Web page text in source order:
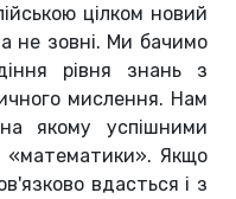
цілком новий
не зовні. Ми бачимо
рівня знань з
мислення. Нам
якому успішними
«математики». Якщо
вдасться і з